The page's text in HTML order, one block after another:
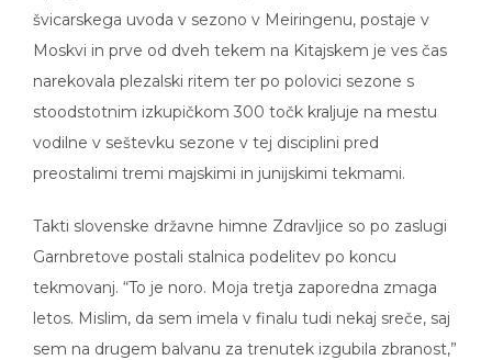
švicarskega uvoda v sezono v Meiringenu, postaje v
Moskvi in prve od dveh tekem na Kitajskem je ves čas
narekovala plezalski ritem ter po polovici sezone s
stoodstotnim izkupičkom 300 točk kraljuje na mestu
vodilne v seštevku sezone v tej disciplini pred
preostalimi tremi majskimi in junijskimi tekmami.
Takti slovenske državne himne Zdravljice so po zaslugi
Garnbretove postali stalnica podelitev po koncu
tekmovanj. “To je noro. Moja tretja zaporedna zmaga
letos. Mislim, da sem imela v finalu tudi nekaj sreče, saj
sem na drugem balvanu za trenutek izgubila zbranost,”